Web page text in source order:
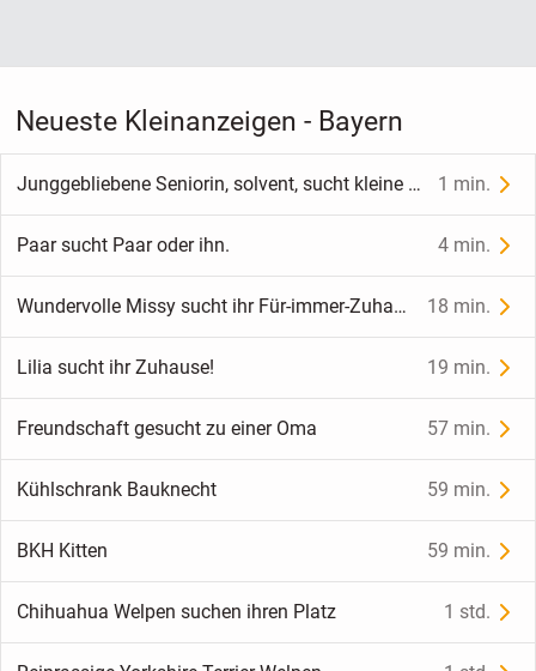
Neueste Kleinanzeigen - Bayern
Junggebliebene Seniorin, solvent, sucht kleine Wohnung in Landshut zur Langzeit-Miete 1 min.
Paar sucht Paar oder ihn. 4 min.
Wundervolle Missy sucht ihr Für-immer-Zuhause 18 min.
Lilia sucht ihr Zuhause! 19 min.
Freundschaft gesucht zu einer Oma 57 min.
Kühlschrank Bauknecht 59 min.
BKH Kitten 59 min.
Chihuahua Welpen suchen ihren Platz 1 std.